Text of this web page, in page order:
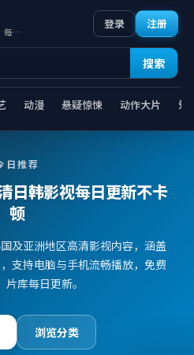
高清日韩片库 · 免费在线 · 每日更新
动漫 悬疑惊悚 动作大片 爱
搜索
登录 注册
日推荐
日韩影视每日更新不卡
顿
及亚洲地区高清影视内容，涵盖
支持电脑与手机流畅播放，免费
库每日更新。
浏览分类